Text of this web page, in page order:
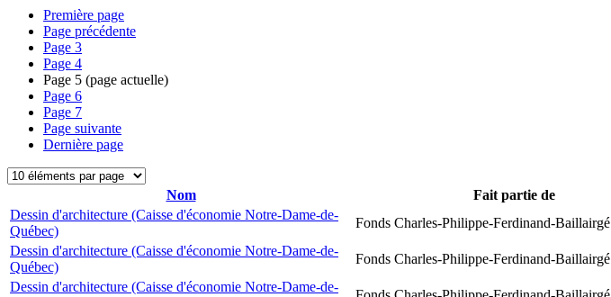
Première page
Page précédente
Page 3
Page 4
Page 5 (page actuelle)
Page 6
Page 7
Page suivante
Dernière page
Nom Fait partie de
Dessin d'architecture (Caisse d'économie Notre-Dame-de-
Québec)
Fonds Charles-Philippe-Ferdinand-Baillairgé
Dessin d'architecture (Caisse d'économie Notre-Dame-de-
Québec)
Fonds Charles-Philippe-Ferdinand-Baillairgé
Dessin d'architecture (Caisse d'économie Notre-Dame-de-